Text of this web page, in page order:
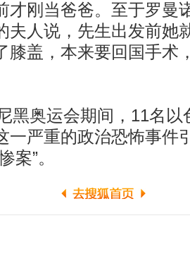
才刚当爸爸。至于罗曼
夫人说，先生出发前她
膝盖，本来要回国手术
奥运会期间，11名以
一严重的政治恐怖事件
案”。